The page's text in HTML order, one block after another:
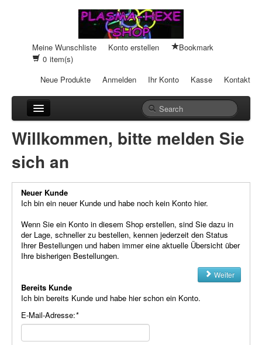
Meine Wunschliste Konto erstellen
Bookmark
0 item(s)
Neue Produkte
Anmelden Ihr Konto Kasse Kontakt
Duftsteine
Heilpads
Heilstifte
Plasma-Wasser
Seife
Stromeinheiten
Willkommen, bitte melden Sie
sich an
Neuer Kunde
Ich bin ein neuer Kunde und habe noch kein Konto hier.
Wenn Sie ein Konto in diesem Shop erstellen, sind Sie dazu in
der Lage, schneller zu bestellen, kennen jederzeit den Status
Ihrer Bestellungen und haben immer eine aktuelle Übersicht über
Ihre bisherigen Bestellungen.
Weiter
Bereits Kunde
Ich bin bereits Kunde und habe hier schon ein Konto.
E-Mail-Adresse:*